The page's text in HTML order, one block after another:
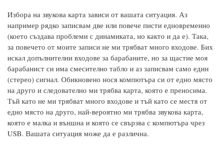
Избора на звукова карта зависи от вашата ситуация. Аз
например рядко записвам две или повече писти едновременно
(което създава проблеми с динамиката, но както и да е). Така,
за повечето от моите записи не ми трябват много входове. Бих
искал допълнителни входове за барабаните, но за щастие моя
барабанист си има смесително табло и аз записвам само един
(стерео) сигнал. Обикновено нося компютъра си от едно място
на друго и следователно ми трябва карта, която е преносима.
Тъй като не ми трябват много входове и тъй като се местя от
едно място на друго, най-вероятно ми трябва звукова карта,
която е малка и външна и която се свързва с компютъра чрез
USB. Вашата ситуация може да е различна.